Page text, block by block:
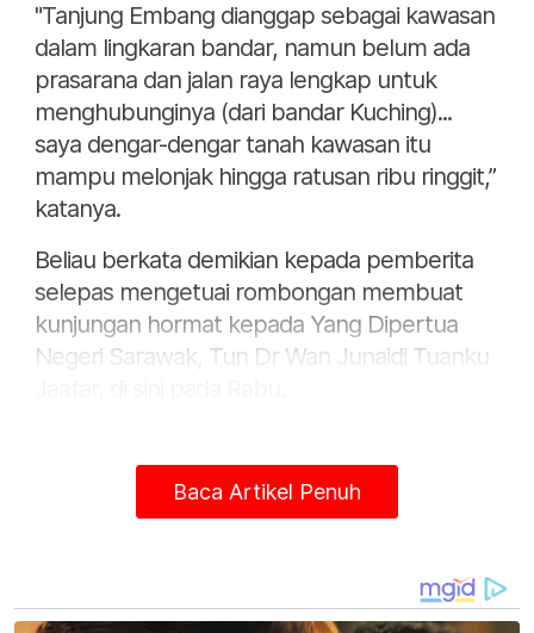
"Tanjung Embang dianggap sebagai kawasan
dalam lingkaran bandar, namun belum ada
prasarana dan jalan raya lengkap untuk
menghubunginya (dari bandar Kuching)...
saya dengar-dengar tanah kawasan itu
mampu melonjak hingga ratusan ribu ringgit,”
katanya.
Beliau berkata demikian kepada pemberita
selepas mengetuai rombongan membuat
kunjungan hormat kepada Yang Dipertua
Negeri Sarawak, Tun Dr Wan Junaidi Tuanku
terbang antarabangsa baharu itu dilaporkan
akan dibina mengikut model lapangan
jumlah penumpang lebih ramai.
Baca Artikel Penuh